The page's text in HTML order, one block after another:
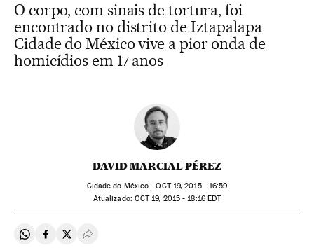
O corpo, com sinais de tortura, foi
encontrado no distrito de Iztapalapa
Cidade do México vive a pior onda de
homicídios em 17 anos
DAVID MARCIAL PÉREZ
Cidade do México -OCT19, 2015 - 16:59
atualizado: OCT19, 2015 - 18:16EDT
Compartir en Whatsapp
Compartir en Facebook
Compartir en Twitter
Desplegar Redes Sociales